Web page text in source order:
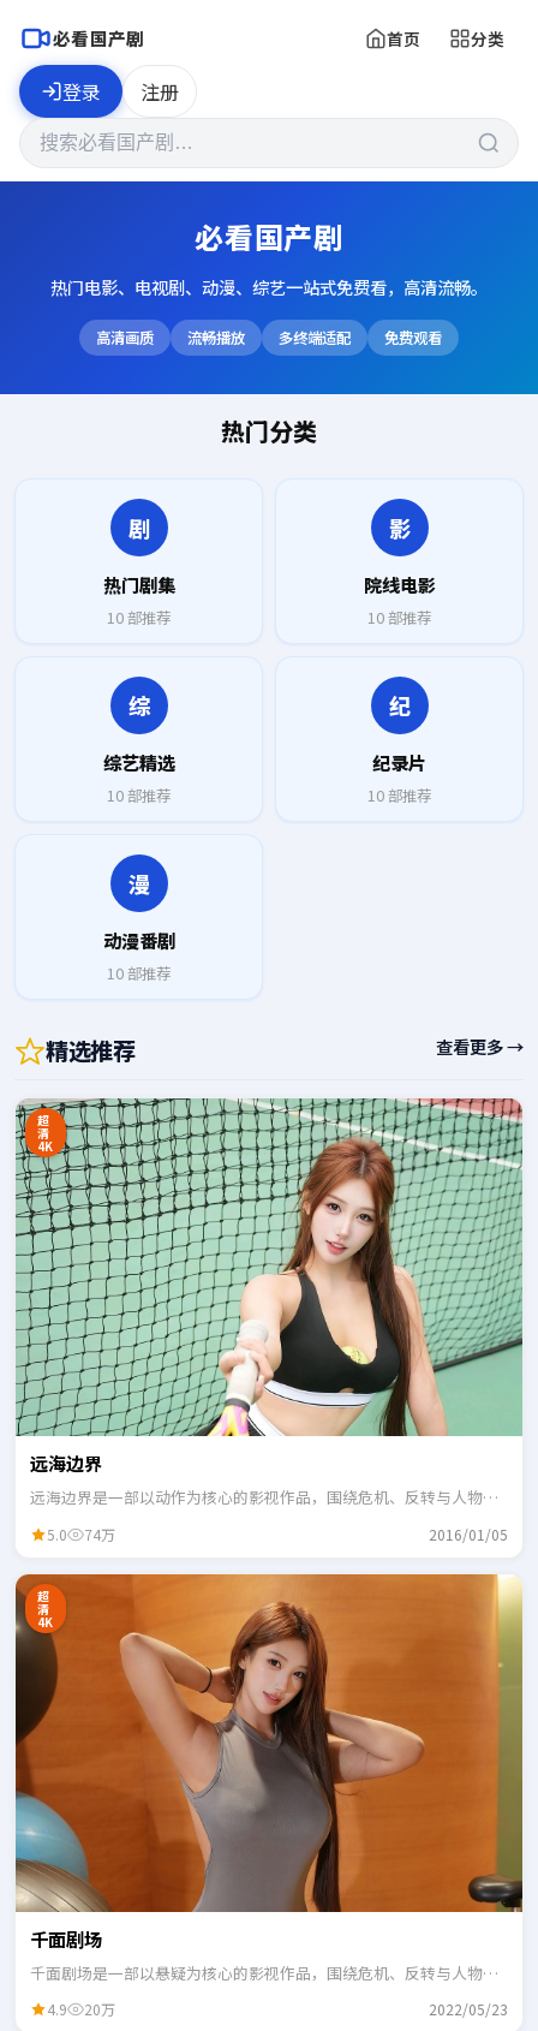
必看国产剧 首页 分类
登录 注册
必看国产剧
热门电影、电视剧、动漫、综艺一站式免费看，高清流畅。
高清画质 流畅播放 多终端适配 免费观看
热门分类
剧
热门剧集
10部推荐
影
院线电影
10部推荐
综
综艺精选
10部推荐
纪
纪录片
10部推荐
漫
动漫番剧
10部推荐
精选推荐 查看更多 →
超
清
4K
远海边界
远海边界是一部以动作为核心的影视作品，围绕危机、反转与人物成
5.0 74万 2016/01/05
超
清
4K
千面剧场
千面剧场是一部以悬疑为核心的影视作品，围绕危机、反转与人物成
4.9 20万 2022/05/23